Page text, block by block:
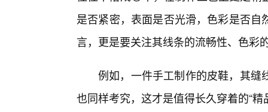
是否紧密，表面是否光滑，色彩是否
言，更是要关注其线条的流畅性、色彩
例如，一件手工制作的皮鞋，其缝
也同样考究，这才是值得长久穿着的“精